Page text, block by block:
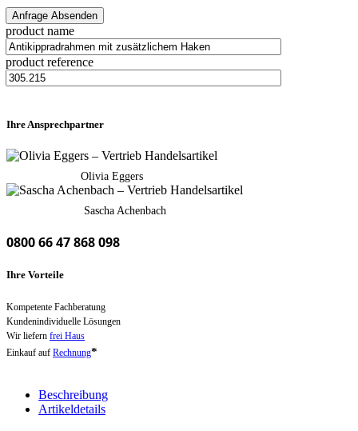
product name
product reference
Ihre Ansprechpartner
Olivia Eggers
Sascha Achenbach
0800 66 47 868 098
Ihre Vorteile
Kompetente Fachberatung
Kundenindividuelle Lösungen
Wir liefern frei Haus
Einkauf auf Rechnung*
Beschreibung
Artikeldetails